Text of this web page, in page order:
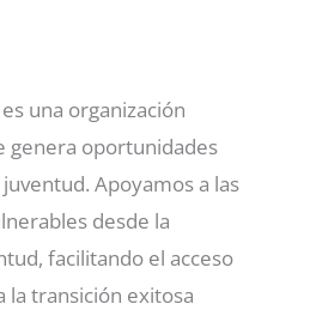
una organización
genera oportunidades
Apoyamos a las
desde la
facilitando el acceso
la transición exitosa